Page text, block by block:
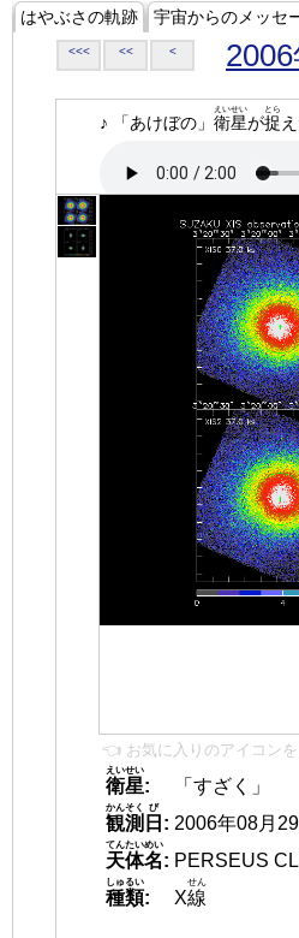
はやぶさの軌跡 宇宙からのメッセ
<<< << < 2006
♪ 「あけぼの」 衛星
えいせい
が捉
とら
👈 お気に入りのアイコンを
衛星
えいせい
:
「すざく」
観測
かんそく
日
び
: 2006年08月
天体名
てんたいめい
: PERSEUS
種類
しゅるい
: X線
せん